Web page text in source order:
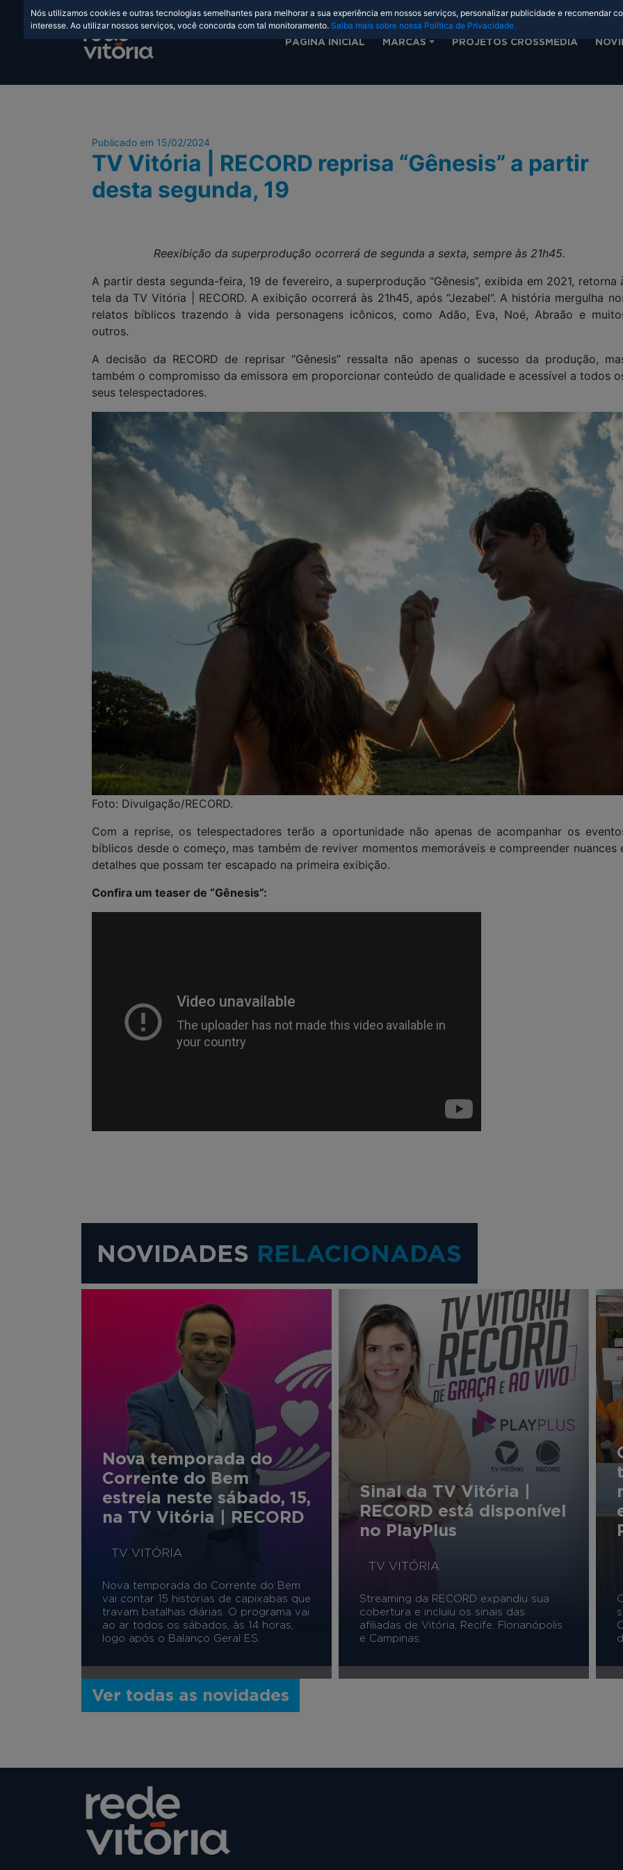
Nós utilizamos cookies e outras tecnologias semelhantes para melhorar a sua experiência em nossos serviços, personalizar publicidade e recomendar
interesse. Ao utilizar nossos serviços, você concorda com tal monitoramento. Saiba mais sobre nossa Política de Privacidade.
PÁGINA INICIAL MARCAS PROJETOS CROSSMEDIA
Publicado em 15/02/2024
TV Vitória | RECORD reprisa “Gênesis” a partir
desta segunda, 19
Reexibição da superprodução ocorrerá de segunda a sexta, sempre às 21h45.
A partir desta segunda-feira, 19 de fevereiro, a superprodução “Gênesis”, exibida em 2021, retorna
tela da TV Vitória | RECORD. A exibição ocorrerá às 21h45, após “Jezabel”. A história mergulha
relatos bíblicos trazendo à vida personagens icônicos, como Adão, Eva, Noé, Abraão e
outros.
A decisão da RECORD de reprisar “Gênesis” ressalta não apenas o sucesso da produção,
também o compromisso da emissora em proporcionar conteúdo de qualidade e acessível a todos
seus telespectadores.
Foto: Divulgação/RECORD.
Com a reprise, os telespectadores terão a oportunidade não apenas de acompanhar os
bíblicos desde o começo, mas também de reviver momentos memoráveis e compreender nuances
detalhes que possam ter escapado na primeira exibição.
Confira um teaser de “Gênesis”:
NOVIDADES RELACIONADAS
Nova temporada do
Corrente do Bem
estreia neste sábado, 15,
na TV Vitória | RECORD
TV VITÓRIA
Nova temporada do Corrente do Bem
vai contar 15 histórias de capixabas que
travam batalhas diárias. O programa vai
ao ar todos os sábados, às 14 horas,
logo após o Balanço Geral ES.
Sinal da TV Vitória |
RECORD está disponível
no PlayPlus
TV VITÓRIA
Streaming da RECORD expandiu sua
cobertura e incluiu os sinais das
afiliadas de Vitória, Recife, Florianópolis
e Campinas.
Ver todas as novidades